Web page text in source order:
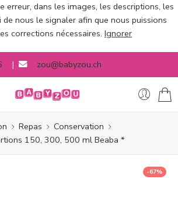
erreur, dans les images, les descriptions, les
nous le signaler afin que nous puissions
corrections nécessaires. Ignorer
| zou@babyzou.ch
Repas
Conservation
150, 300, 500 ml Beaba *
-67%